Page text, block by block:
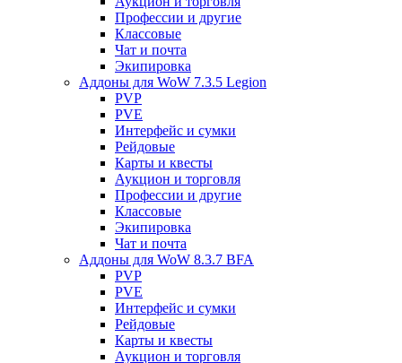
Профессии и другие
Классовые
Чат и почта
Экипировка
Аддоны для WoW 7.3.5 Legion
PVP
PVE
Интерфейс и сумки
Рейдовые
Карты и квесты
Аукцион и торговля
Профессии и другие
Классовые
Экипировка
Чат и почта
Аддоны для WoW 8.3.7 BFA
PVP
PVE
Интерфейс и сумки
Рейдовые
Карты и квесты
Аукцион и торговля